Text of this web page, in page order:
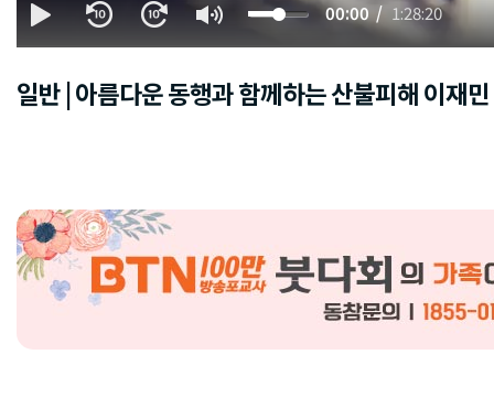
00:00 1:28:20
일반 | 아름다운 동행과 함께하는 산불피해 이재